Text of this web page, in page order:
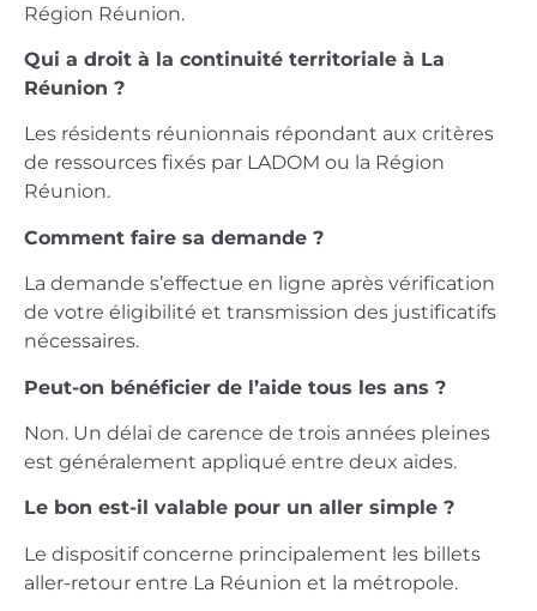
Région Réunion.
Qui a droit à la continuité territoriale à La
Réunion ?
Les résidents réunionnais répondant aux critères
de ressources fixés par LADOM ou la Région
Réunion.
Comment faire sa demande ?
La demande s’effectue en ligne après vérification
de votre éligibilité et transmission des justificatifs
nécessaires.
Peut-on bénéficier de l’aide tous les ans ?
Non. Un délai de carence de trois années pleines
est généralement appliqué entre deux aides.
Le bon est-il valable pour un aller simple ?
Le dispositif concerne principalement les billets
aller-retour entre La Réunion et la métropole.